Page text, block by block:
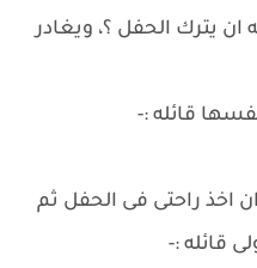
يترك الحفل ؟، ويغادر
قائله :-
اخذ راحتى فى الحفل ثم
قائله :-